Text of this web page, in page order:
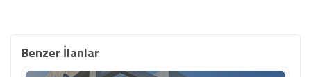
Benzer İlanlar